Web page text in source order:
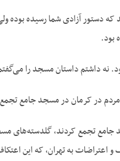
دستور آزادی شما رسیده بوده
بود.
نه داشتم داستان مسجد را
در کرمان در مسجد جامع
تجمع کردند، گلدسته‌های
و اعتراضات به تهران، که این